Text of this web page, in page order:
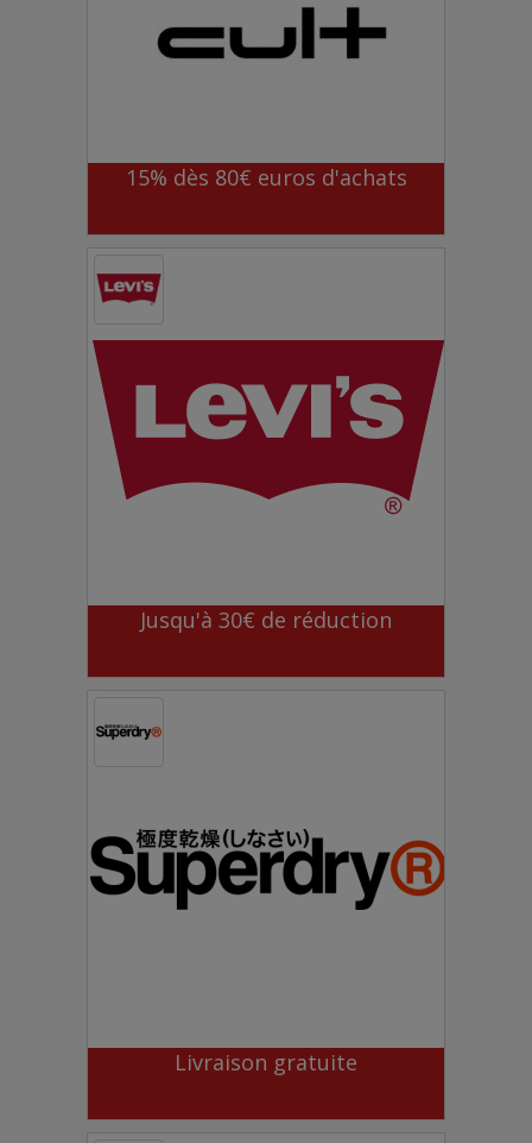
15% dès 80€ euros d'achats
Jusqu'à 30€ de réduction
Livraison gratuite